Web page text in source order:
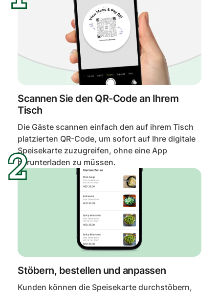
Scannen Sie den QR-Code an Ihrem
Tisch
Die Gäste scannen einfach den auf ihrem Tisch
platzierten QR-Code, um sofort auf Ihre digitale
Speisekarte zuzugreifen, ohne eine App
herunterladen zu müssen.
Stöbern, bestellen und anpassen
Kunden können die Speisekarte durchstöbern,